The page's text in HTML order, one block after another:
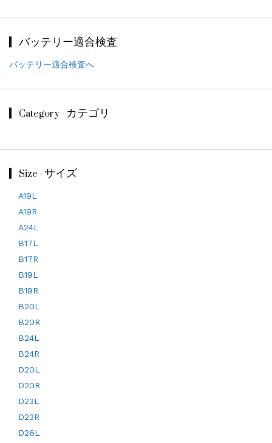
バッテリー適合検査
バッテリー適合検査へ
Category - カテゴリ
Size - サイズ
A19L
A19R
A24L
B17L
B17R
B19L
B19R
B20L
B20R
B24L
B24R
D20L
D20R
D23L
D23R
D26L